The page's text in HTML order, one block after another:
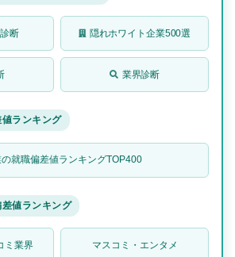
断 隠れホワイト企業500選
業界診断
ランキング
就職偏差値ランキングTOP400
値ランキング
ミ業界 マスコミ・エンタメ